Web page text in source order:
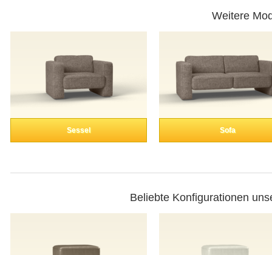
Weitere
Sessel Sofa
Beliebte Konfigurationen